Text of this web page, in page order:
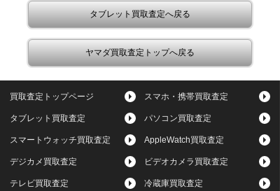
タブレット買取査定へ戻る
ヤマダ買取査定トップへ戻る
買取査定トップページ スマホ・携帯買取査定
タブレット買取査定 パソコン買取査定
スマートウォッチ買取査定 AppleWatch買取査定
デジカメ買取査定 ビデオカメラ買取査定
テレビ買取査定 冷蔵庫買取査定